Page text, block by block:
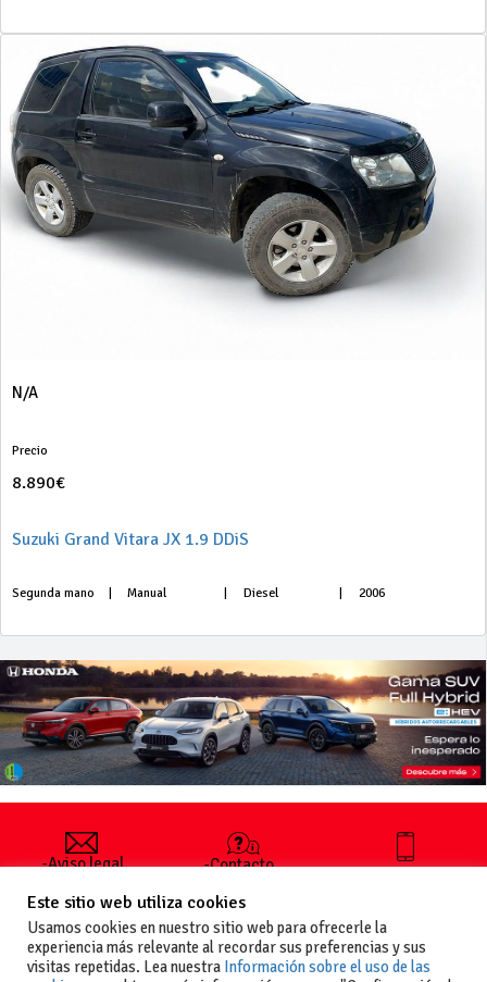
N/A
Precio
8.890€
Suzuki Grand Vitara JX 1.9 DDiS
Segunda mano Manual Diesel 2006
-Aviso legal
generales
de uso
-Política de
-Contacto
publicar un
anuncio
-Vende+
+34 627 35
Este sitio web utiliza cookies
Usamos cookies en nuestro sitio web para ofrecerle la
experiencia más relevante al recordar sus preferencias y sus
visitas repetidas. Lea nuestra Información sobre el uso de las